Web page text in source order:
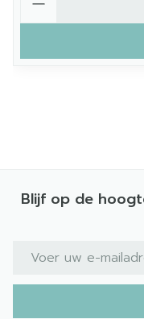
Blijf op de
E-mail adres